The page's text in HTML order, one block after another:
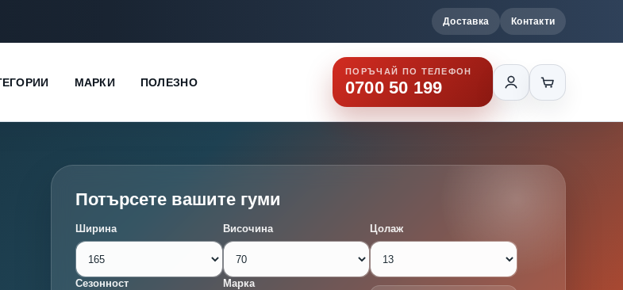
Доставка Контакти
МАРКИ ПОЛЕЗНО
ПОРЪЧАЙ ПО ТЕЛЕФОН
0700 50 199
Потърсете вашите гуми
Ширина Височина Цолаж
Сезонност Марка